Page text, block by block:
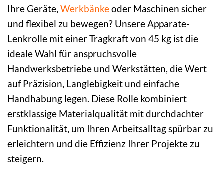
Ihre Geräte, Werkbänkeoder Maschinen sicher
und flexibel zu bewegen? Unsere Apparate-
Lenkrolle mit einer Tragkraft von 45 kg ist die
ideale Wahl für anspruchsvolle
Handwerksbetriebe und Werkstätten, die Wert
auf Präzision, Langlebigkeit und einfache
Handhabung legen. Diese Rolle kombiniert
erstklassige Materialqualität mit durchdachter
Funktionalität, um Ihren Arbeitsalltag spürbar zu
erleichtern und die Effizienz Ihrer Projekte zu
steigern.